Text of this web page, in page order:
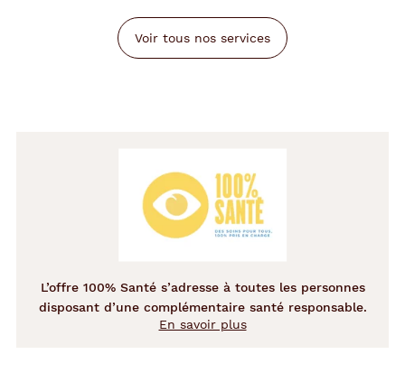
Voir tous nos services
L’offre 100% Santé s’adresse à toutes les personnes
disposant d’une complémentaire santé responsable.
En savoir plus